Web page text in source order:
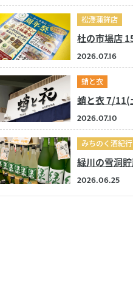
松澤蒲鉾店
2026.07.16
蛸と衣
2026.07.10
みちのく酒紀行
2026.06.25